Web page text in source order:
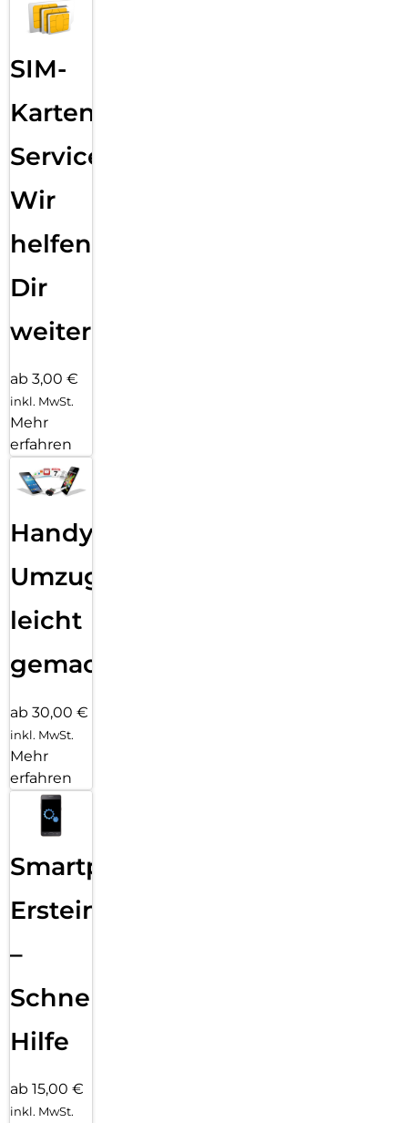
SIM-
Karten
Service:
Wir
helfen
Dir
weiter
ab 3,00 €
inkl. MwSt.
Mehr
erfahren
Handy
Umzug
leicht
gemacht!
ab 30,00 €
inkl. MwSt.
Mehr
erfahren
Smartphone
Ersteinrichtung
–
Schnelle
Hilfe
ab 15,00 €
inkl. MwSt.